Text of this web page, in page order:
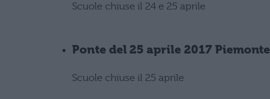
Scuole chiuse il 24 e 25 aprile
Ponte del 25 aprile 2017 Piemonte
Scuole chiuse il 25 aprile